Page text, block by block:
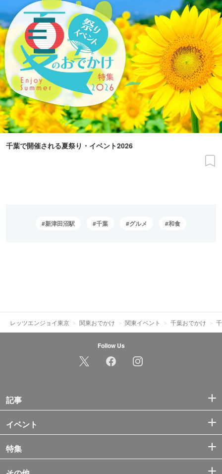
千葉で開催される夏祭り・イベント2026
新津田沼駅 千葉 グルメ 和食
レッツエンジョイ東京 関東おでかけ 関東イベント 千葉おでかけ
Follow Us
記事
イベント
特集